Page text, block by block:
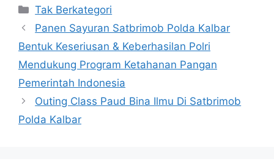
Kategori
Tak Berkategori
Panen Sayuran Satbrimob Polda Kalbar
Bentuk Keseriusan & Keberhasilan Polri
Mendukung Program Ketahanan Pangan
Pemerintah Indonesia
Outing Class Paud Bina Ilmu Di Satbrimob
Polda Kalbar